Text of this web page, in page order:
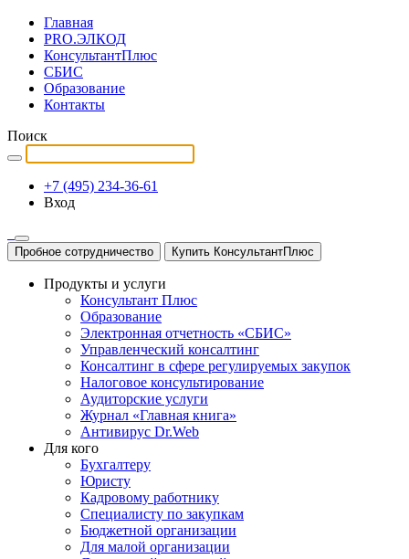
Главная
PRO.ЭЛКОД
КонсультантПлюс
СБИС
Образование
Контакты
Поиск
+7 (495) 234-36-61
Вход
Пробное сотрудничество Купить КонсультантПлюс
Продукты и услуги
Консультант Плюс
Образование
Электронная отчетность «СБИС»
Управленческий консалтинг
Консалтинг в сфере регулируемых закупок
Налоговое консультирование
Аудиторские услуги
Журнал «Главная книга»
Антивирус Dr.Web
Для кого
Бухгалтеру
Юристу
Кадровому работнику
Специалисту по закупкам
Бюджетной организации
Для малой организации